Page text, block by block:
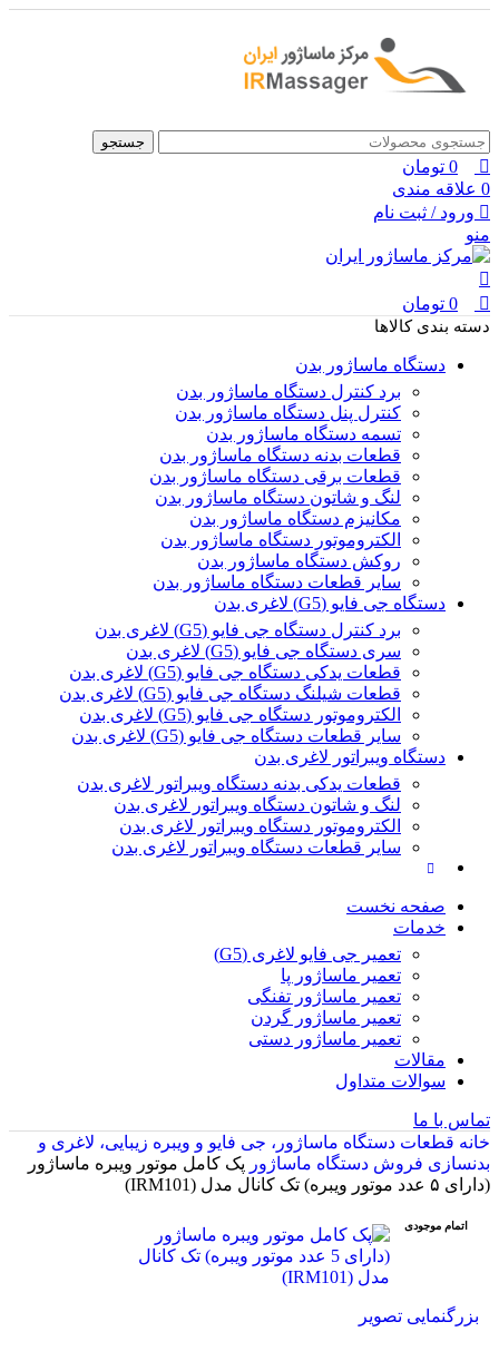
جستجو
0 تومان
0 علاقه مندی
ورود / ثبت نام
منو
0 تومان
دسته بندی کالاها
دستگاه ماساژور بدن
برد کنترل دستگاه ماساژور بدن
کنترل پنل دستگاه ماساژور بدن
تسمه دستگاه ماساژور بدن
قطعات بدنه دستگاه ماساژور بدن
قطعات برقی دستگاه ماساژور بدن
لنگ و شاتون دستگاه ماساژور بدن
مکانیزم دستگاه ماساژور بدن
الکتروموتور دستگاه ماساژور بدن
روکش دستگاه ماساژور بدن
سایر قطعات دستگاه ماساژور بدن
دستگاه جی فایو (G5) لاغری بدن
برد کنترل دستگاه جی فایو (G5) لاغری بدن
سری دستگاه جی فایو (G5) لاغری بدن
قطعات یدکی دستگاه جی فایو (G5) لاغری بدن
قطعات شیلنگ دستگاه جی فایو (G5) لاغری بدن
الکتروموتور دستگاه جی فایو (G5) لاغری بدن
سایر قطعات دستگاه جی فایو (G5) لاغری بدن
دستگاه ویبراتور لاغری بدن
قطعات یدکی بدنه دستگاه ویبراتور لاغری بدن
لنگ و شاتون دستگاه ویبراتور لاغری بدن
الکتروموتور دستگاه ویبراتور لاغری بدن
سایر قطعات دستگاه ویبراتور لاغری بدن
صفحه نخست
خدمات
تعمیر جی فایو لاغری (G5)
تعمیر ماساژور پا
تعمیر ماساژور تفنگی
تعمیر ماساژور گردن
تعمیر ماساژور دستی
مقالات
سوالات متداول
تماس با ما
خانه قطعات دستگاه ماساژور، جی فایو و ویبره زیبایی، لاغری و
بدنسازی فروش دستگاه ماساژور پک کامل موتور ویبره ماساژور
(دارای ۵ عدد موتور ویبره) تک کانال مدل (IRM101)
اتمام موجودی
بزرگنمایی تصویر